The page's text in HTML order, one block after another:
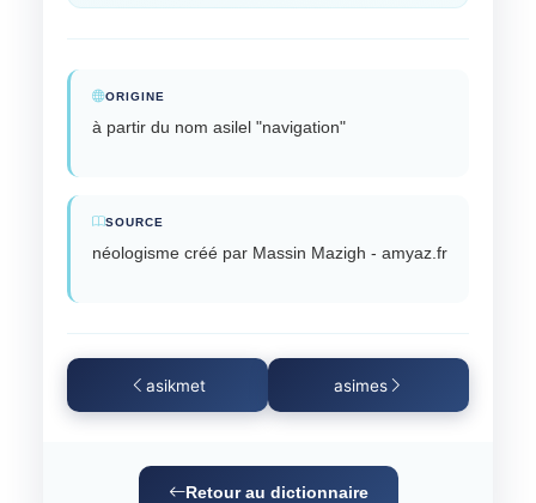
ORIGINE
à partir du nom asilel "navigation"
SOURCE
néologisme créé par Massin Mazigh - amyaz.fr
asikmet asimes
Retour au dictionnaire